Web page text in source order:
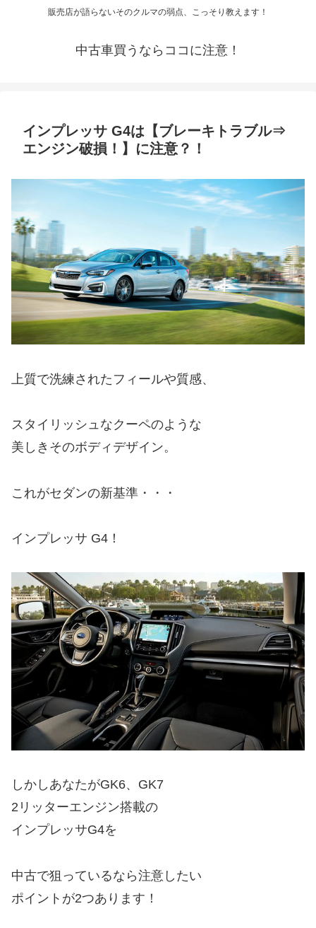
販売店が語らないそのクルマの弱点、こっそり教えます！
中古車買うならココに注意！
インプレッサ G4は【ブレーキトラブル⇒
エンジン破損！】に注意？！
上質で洗練されたフィールや質感、
スタイリッシュなクーペのような
美しきそのボディデザイン。
これがセダンの新基準・・・
インプレッサ G4！
しかしあなたがGK6、GK7
2リッターエンジン搭載の
インプレッサG4を
中古で狙っているなら注意したい
ポイントが2つあります！